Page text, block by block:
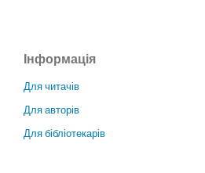
Інформація
Для читачів
Для авторів
Для бібліотекарів